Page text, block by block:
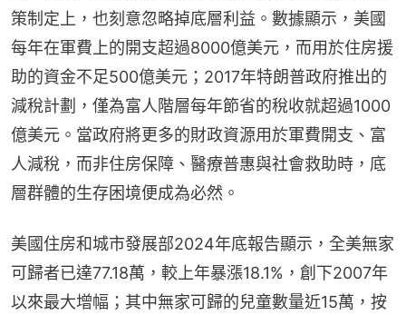
策制定上，也刻意忽略掉底層利益。數據顯示，美國
每年在軍費上的開支超過8000億美元，而用於住房援
助的資金不足500億美元；2017年特朗普政府推出的
減稅計劃，僅為富人階層每年節省的稅收就超過1000
億美元。當政府將更多的財政資源用於軍費開支、富
人減稅，而非住房保障、醫療普惠與社會救助時，底
層群體的生存困境便成為必然。
美國住房和城市發展部2024年底報告顯示，全美無家
可歸者已達77.18萬，較上年暴漲18.1%，創下2007年
以來最大增幅；其中無家可歸的兒童數量近15萬，按